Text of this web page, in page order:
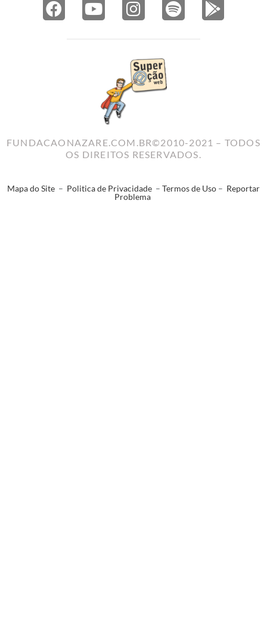
FUNDACAONAZARE.COM.BR©2010-2021 – TODOS
OS DIREITOS RESERVADOS.
Mapa do Site – Politica de Privacidade – Termos de Uso – Reportar
Problema